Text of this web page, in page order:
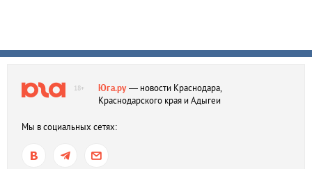
18+ Юга.ру— новости Краснодара,
Краснодарского края и Адыгеи
Мы в социальных сетях: